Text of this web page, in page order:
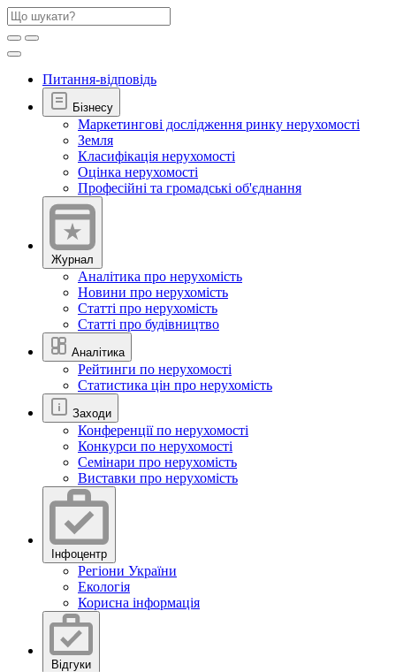
Питання-відповідь
Бізнесу
Маркетингові дослідження ринку нерухомості
Земля
Класифікація нерухомості
Оцінка нерухомості
Професійні та громадські об'єднання
Журнал
Аналітика про нерухомість
Новини про нерухомість
Статті про нерухомість
Статті про будівництво
Аналітика
Рейтинги по нерухомості
Статистика цін про нерухомість
Заходи
Конференції по нерухомості
Конкурси по нерухомості
Семінари про нерухомість
Виставки про нерухомість
Інфоцентр
Регіони України
Екологія
Корисна інформація
Відгуки